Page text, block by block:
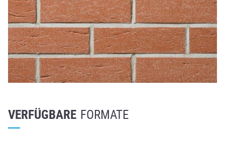
VERFÜGBARE FORMATE